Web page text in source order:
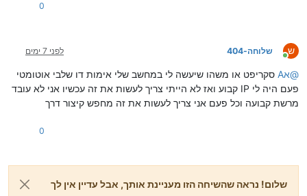
0
ש
מחובר
שלוחה-404 לפני 7 ימים
@אA
סקריפט או משהו שיעשה לי במחשב שלי אימות דו שלבי אוטומטי
פעם היה לי IP קבוע ואז לא הייתי צריך לעשות את זה עכשיו אני לא עובד
מרשת קבועה וכל פעם אני צריך לעשות את זה מחפש קיצור דרך
0
שלום! נראה שהשיחה הזו מעניינת אותך, אבל עדיין אין לך